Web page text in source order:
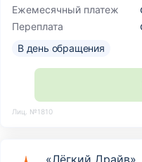
Ежемесячный платеж
Переплата
В день обращения
Лиц. №1810
«Лёгкий Драйв»